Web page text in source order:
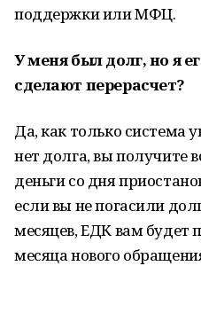
поддержки или МФЦ.
У меня был долг, но я
сделают перерасчет?
Да, как только система
нет долга, вы получите
деньги со дня
если вы не погасили
месяцев, ЕДК вам будет
месяца нового